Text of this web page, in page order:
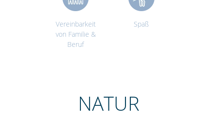
Vereinbarkeit
von Familie &
Beruf
Spaß
NATUR